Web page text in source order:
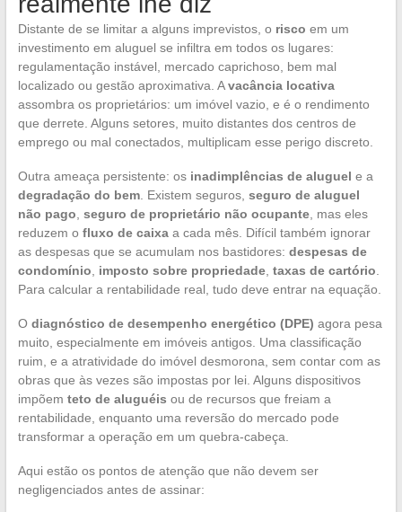
Distante de se limitar a alguns imprevistos, o risco em um
investimento em aluguel se infiltra em todos os lugares:
regulamentação instável, mercado caprichoso, bem mal
localizado ou gestão aproximativa. Avacância locativa
assombra os proprietários: um imóvel vazio, e é o rendimento
que derrete. Alguns setores, muito distantes dos centros de
emprego ou mal conectados, multiplicam esse perigo discreto.
Outra ameaça persistente: os inadimplências de aluguel e a
degradação do bem. Existem seguros, seguro de aluguel
não pago seguro de proprietário não ocupante, mas eles
reduzem o fluxo de caixaa cada mês. Difícil também ignorar
as despesas que se acumulam nos bastidores: despesas de
condomínio
imposto sobre propriedade, taxas de cartório
Para calcular a rentabilidade real, tudo deve entrar na equação.
O diagnóstico de desempenho energético (DPE) agora pesa
muito, especialmente em imóveis antigos. Uma classificação
ruim, e a atratividade do imóvel desmorona, sem contar com as
obras que às vezes são impostas por lei. Alguns dispositivos
impõem teto de aluguéis ou de recursos que freiam a
rentabilidade, enquanto uma reversão do mercado pode
transformar a operação em um quebra-cabeça.
Aqui estão os pontos de atenção que não devem ser
negligenciados antes de assinar: